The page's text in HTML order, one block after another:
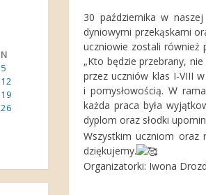
30 października w
dyniowymi przekąskami
uczniowie zostali również
„Kto będzie przebrany,
przez uczniów klas I-VIII
i pomysłowością. W
każda praca była
dyplom oraz słodki
Wszystkim uczniom oraz
dziękujemy.
Organizatorki: Iwona
N
5
12
19
26